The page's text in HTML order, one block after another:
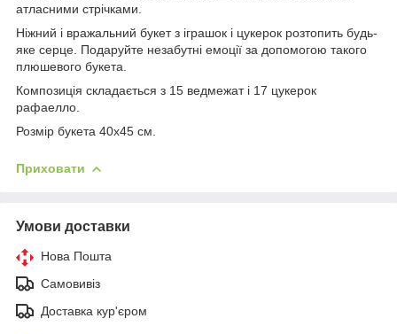
атласними стрічками.
Ніжний і вражальний букет з іграшок і цукерок розтопить будь-
яке серце. Подаруйте незабутні емоції за допомогою такого
плюшевого букета.
Композиція складається з 15 ведмежат і 17 цукерок
рафаелло.
Розмір букета 40х45 см.
Приховати
Умови доставки
Нова Пошта
Самовивіз
Доставка кур'єром